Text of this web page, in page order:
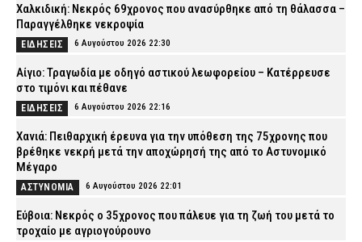
Χαλκιδική: Νεκρός 69χρονος που ανασύρθηκε από τη θάλασσα –
Παραγγέλθηκε νεκροψία
ΕΙΔΗΣΕΙΣ 6 Αυγούστου 2026 22:30
Αίγιο: Τραγωδία με οδηγό αστικού λεωφορείου – Κατέρρευσε
στο τιμόνι και πέθανε
ΕΙΔΗΣΕΙΣ 6 Αυγούστου 2026 22:16
Χανιά: Πειθαρχική έρευνα για την υπόθεση της 75χρονης που
βρέθηκε νεκρή μετά την αποχώρησή της από το Αστυνομικό
Μέγαρο
ΑΣΤΥΝΟΜΙΑ 6 Αυγούστου 2026 22:01
Εύβοια: Νεκρός ο 35χρονος που πάλευε για τη ζωή του μετά το
τροχαίο με αγριογούρουνο